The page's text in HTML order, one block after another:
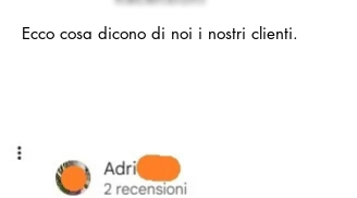
Ecco cosa dicono di noi i nostri clienti.